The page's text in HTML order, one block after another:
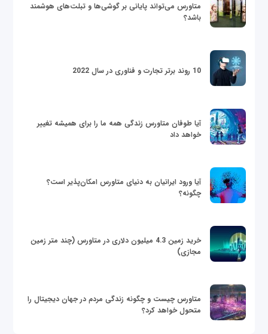
متاورس می‌تواند پایانی بر گوشی‌ها و تبلت‌های هوشمند
باشد؟
10 روند برتر تجارت و فناوری در سال 2022
آیا طوفان متاورس زندگی همه ما را برای همیشه تغییر
خواهد داد
آیا ورود ایرانیان به دنیای متاورس امکان‌پذیر است؟
چگونه؟
خرید زمین 4.3 میلیون دلاری در متاورس (چند متر زمین
مجازی)
متاورس چیست و چگونه زندگی مردم در جهان دیجیتال را
متحول خواهد کرد؟